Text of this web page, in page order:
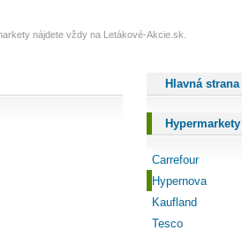
nájdete vždy na Letákové-Akcie.sk.
Hlavná strana
Hypermarkety
Carrefour
Hypernova
Kaufland
Tesco